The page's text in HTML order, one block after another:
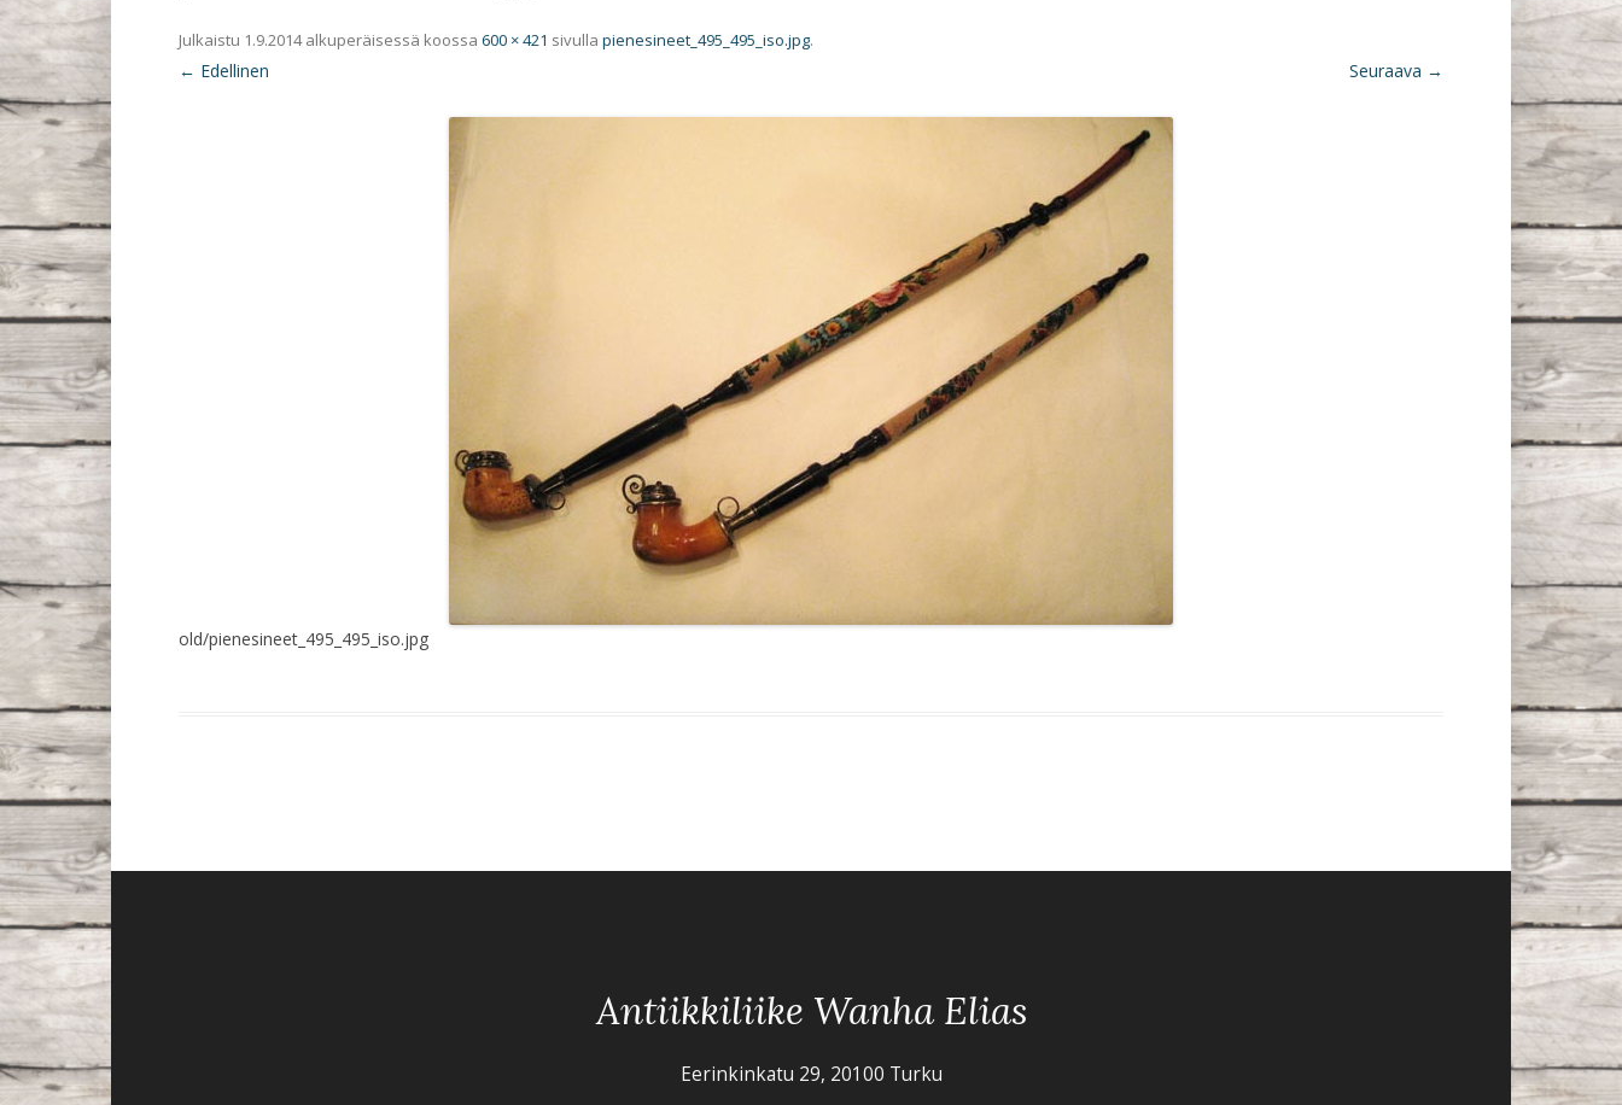
Julkaistu 1.9.2014alkuperäisessä koossa 600 × 421 sivulla pienesineet_495_495_iso.jpg.
← Edellinen Seuraava →
old/pienesineet_495_495_iso.jpg
Antiikkiliike Wanha Elias
Eerinkinkatu 29, 20100 Turku